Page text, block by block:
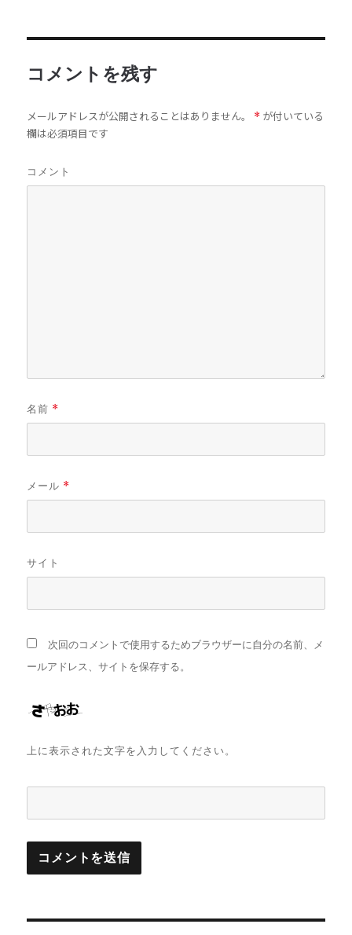
コメントを残す
メールアドレスが公開されることはありません。 * が付いている
欄は必須項目です
コメント
名前 *
メール *
サイト
次回のコメントで使用するためブラウザーに自分の名前、メ
ールアドレス、サイトを保存する。
上に表示された文字を入力してください。